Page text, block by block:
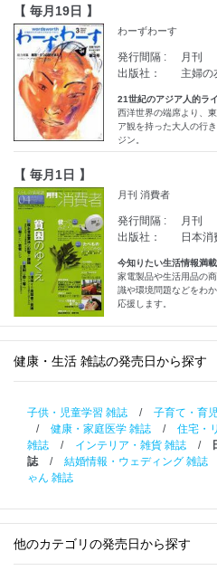
【 毎月19日 】
わーずわーす
発行間隔 :
月刊
出版社：
主婦の
21世紀のアジア人的ラ
西洋世界の端席より、
ア観を持った大人の行
ジン。
【 毎月1日 】
月刊 消費者
発行間隔 :
月刊
出版社：
日本消
今知りたい生活情報満載
家電製品や生活用品の
識や環境問題などをわ
応援します。
健康・生活 雑誌の発売日から探す
子供・児童学習 雑誌 / 子育て・育
/
健康・家庭医学 雑誌 / 住宅・
雑誌
/ インテリア・雑貨 雑誌 /
誌
/ 結婚情報・ウェディング 雑誌
ゃん 雑誌
他のカテゴリの発売日から探す